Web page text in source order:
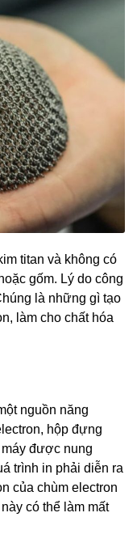
titan và không có
gốm. Lý do công
là những gì tạo
làm cho chất hóa
nguồn năng
hộp đựng
máy được nung
trình in phải diễn ra
của chùm electron
có thể làm mất